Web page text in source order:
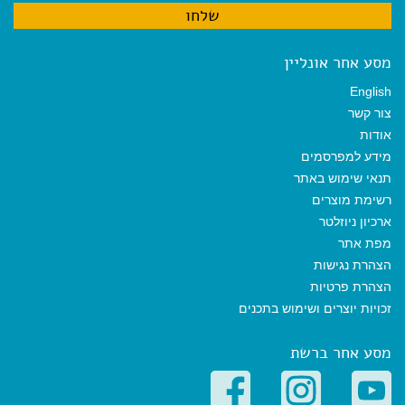
מסע אחר אונליין
English
צור קשר
אודות
מידע למפרסמים
תנאי שימוש באתר
רשימת מוצרים
ארכיון ניוזלטר
מפת אתר
הצהרת נגישות
הצהרת פרטיות
זכויות יוצרים ושימוש בתכנים
מסע אחר ברשת